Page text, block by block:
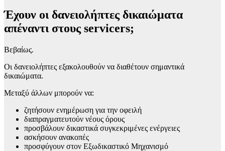
Έχουν οι δανειολήπτες δικαιώματα
απέναντι στους servicers;
Βεβαίως.
Οι δανειολήπτες εξακολουθούν να διαθέτουν σημαντικά
δικαιώματα.
Μεταξύ άλλων μπορούν να:
ζητήσουν ενημέρωση για την οφειλή
διαπραγματευτούν νέους όρους
προσβάλουν δικαστικά συγκεκριμένες ενέργειες
ασκήσουν ανακοπές
προσφύγουν στον Εξωδικαστικό Μηχανισμό